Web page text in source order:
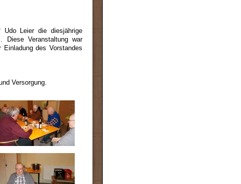
Udo Leier die diesjährige
Diese Veranstaltung war
des Vorstandes
Versorgung.